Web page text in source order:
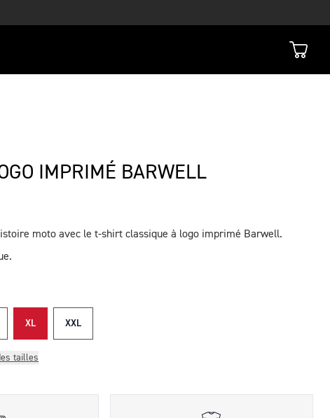
IMPRIMÉ BARWELL
moto avec le t-shirt classique à logo imprimé Barwell.
XL XXL
tailles